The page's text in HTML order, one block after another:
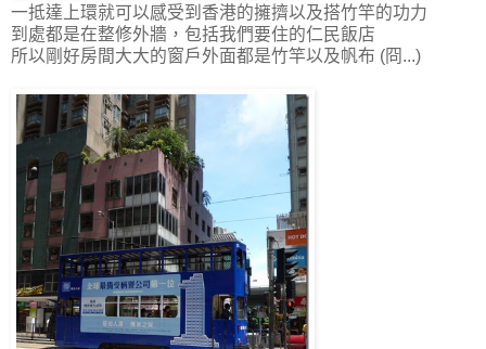
一抵達上環就可以感受到香港的擁擠以及搭竹竿的功力
到處都是在整修外牆，包括我們要住的仁民飯店
所以剛好房間大大的窗戶外面都是竹竿以及帆布 (冏...)